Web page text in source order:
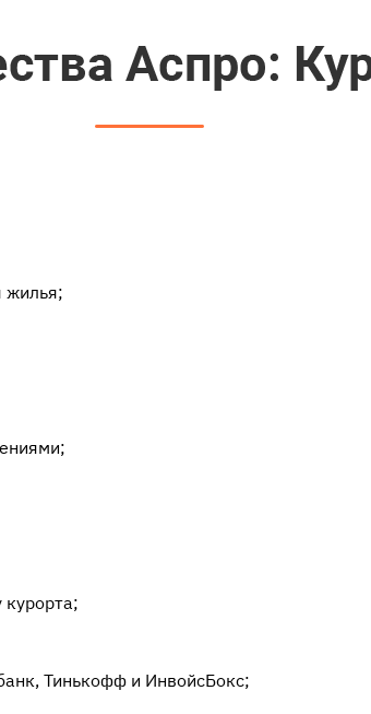
жилья;
Тинькофф и ИнвойсБокс;